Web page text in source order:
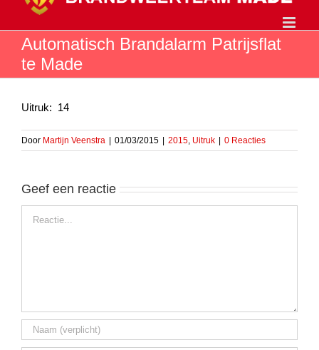
inhoudAutomatisch Brandalarm Patrijsflat
te Made
Uitruk: 14
Door Martijn Veenstra 01/03/2015 2015, Uitruk 0 Reacties
Geef een reactie